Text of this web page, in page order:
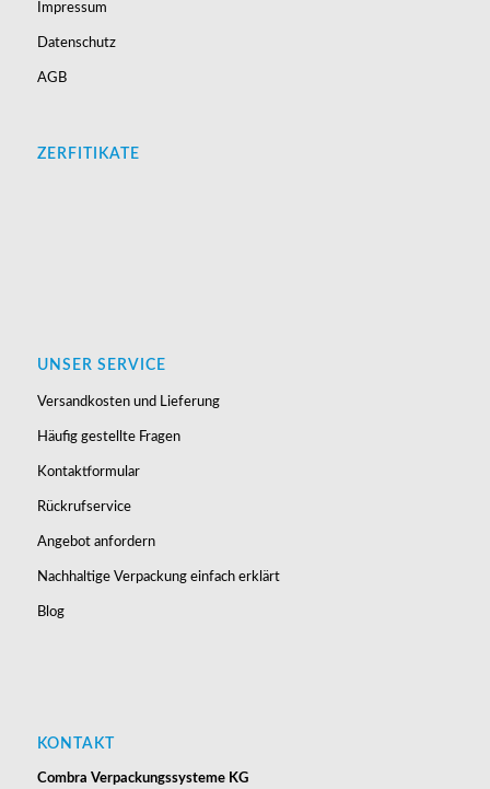
Impressum
Datenschutz
AGB
ZERFITIKATE
UNSER SERVICE
Versandkosten und Lieferung
Häufig gestellte Fragen
Kontaktformular
Rückrufservice
Angebot anfordern
Nachhaltige Verpackung einfach erklärt
Blog
KONTAKT
Combra Verpackungssysteme KG